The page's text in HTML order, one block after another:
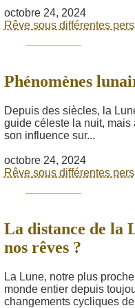
octobre 24, 2024
Rêve sous différentes
Phénomènes
Depuis des siècles, la
guide céleste la nuit, mais
son influence sur...
octobre 24, 2024
Rêve sous différentes
La distance de la
nos rêves ?
La Lune, notre plus
monde entier depuis
changements cycliques